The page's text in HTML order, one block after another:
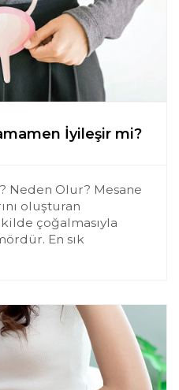
İyileşir mi?
Neden Olur? Mesane
oluşturan
çoğalmasıyla
En sık